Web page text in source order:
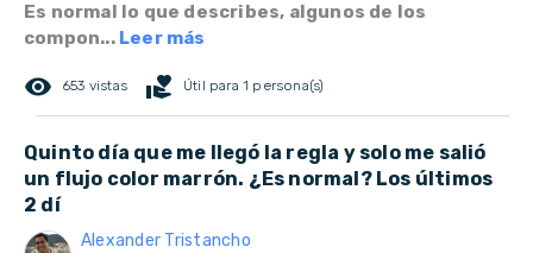
Es normal lo que describes, algunos de los
compon... Leer más
remove_red_eye 653 vistas volunteer_activism Útil para 1 persona(s)
Quinto día que me llegó la regla y solo me salió
un flujo color marrón. ¿Es normal? Los últimos
2 dí
Alexander Tristancho